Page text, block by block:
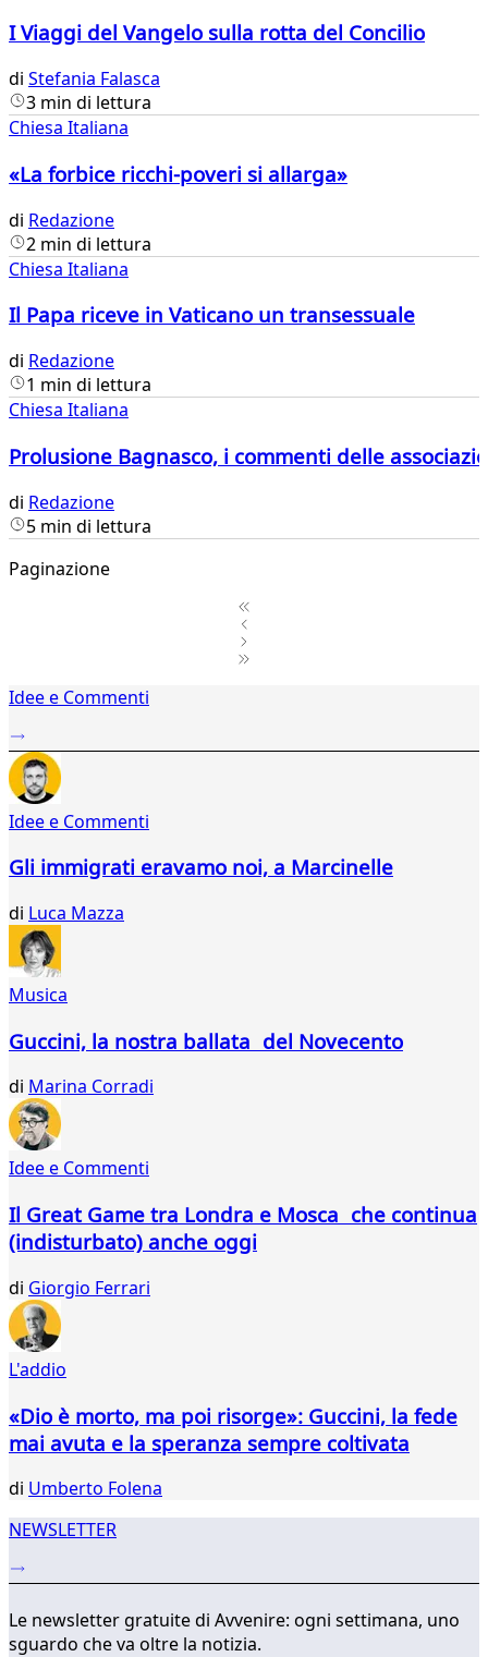
I Viaggi del Vangelo sulla rotta del Concilio
di Stefania Falasca
3 min di lettura
Chiesa Italiana
«La forbice ricchi-poveri si allarga»
di Redazione
2 min di lettura
Chiesa Italiana
Il Papa riceve in Vaticano un transessuale
di Redazione
1 min di lettura
Chiesa Italiana
Prolusione Bagnasco, i commenti delle
di Redazione
5 min di lettura
Paginazione
2
...
Idee e Commenti
Idee e Commenti
Gli immigrati eravamo noi, a Marcinelle
di Luca Mazza
Musica
Guccini, la nostra ballata del Novecento
di Marina Corradi
Idee e Commenti
Il Great Game tra Londra e Mosca che continua
(indisturbato) anche oggi
di Giorgio Ferrari
L'addio
«Dio è morto, ma poi risorge»: Guccini, la fede
mai avuta e la speranza sempre coltivata
di Umberto Folena
NEWSLETTER
Le newsletter gratuite di Avvenire: ogni settimana, uno
sguardo che va oltre la notizia.